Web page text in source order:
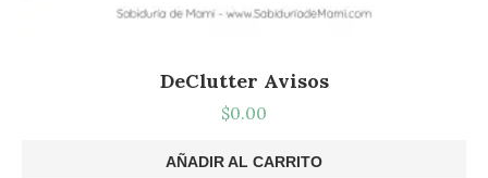
DeClutter Avisos
$0.00
AÑADIR AL CARRITO